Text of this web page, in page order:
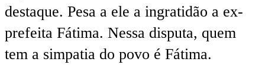
destaque. Pesa a ele a ingratidão a ex-
prefeita Fátima. Nessa disputa, quem
tem a simpatia do povo é Fátima.